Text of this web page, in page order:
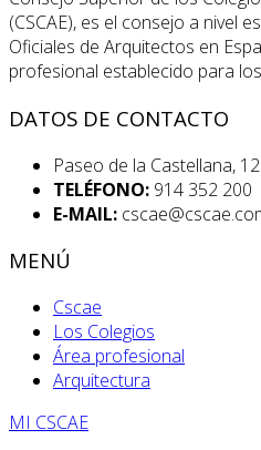
(CSCAE), es el consejo a nivel
Oficiales de Arquitectos en
profesional establecido para
DATOS DE CONTACTO
Paseo de la Castellana,
TELÉFONO: 914 352 200
E-MAIL:
MENÚ
Cscae
Los Colegios
Área profesional
Arquitectura
MI CSCAE